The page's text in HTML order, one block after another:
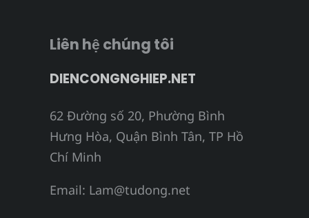
Liên hệ chúng tôi
DIENCONGNGHIEP.NET
62 Đường số 20, Phường Bình
Hưng Hòa, Quận Bình Tân, TP Hồ
Chí Minh
Email: Lam@tudong.net